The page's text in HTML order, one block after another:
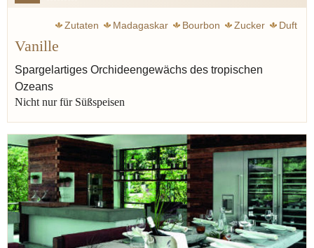
Zutaten Madagaskar Bourbon Zucker
Duft
Vanille
Spargelartiges Orchideengewächs des tropischen
Ozeans
Nicht nur für Süßspeisen